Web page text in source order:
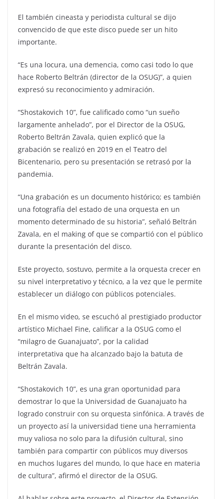
El también cineasta y periodista cultural se dijo
convencido de que este disco puede ser un hito
importante.
“Es una locura, una demencia, como casi todo lo que
hace Roberto Beltrán (director de la OSUG)”, a quien
expresó su reconocimiento y admiración.
“Shostakovich 10”, fue calificado como “un sueño
largamente anhelado”, por el Director de la OSUG,
Roberto Beltrán Zavala, quien explicó que la
grabación se realizó en 2019 en el Teatro del
Bicentenario, pero su presentación se retrasó por la
pandemia.
“Una grabación es un documento histórico; es también
una fotografía del estado de una orquesta en un
momento determinado de su historia”, señaló Beltrán
Zavala, en el making of que se compartió con el público
durante la presentación del disco.
Este proyecto, sostuvo, permite a la orquesta crecer en
su nivel interpretativo y técnico, a la vez que le permite
establecer un diálogo con públicos potenciales.
En el mismo video, se escuchó al prestigiado productor
artístico Michael Fine, calificar a la OSUG como el
“milagro de Guanajuato”, por la calidad
interpretativa que ha alcanzado bajo la batuta de
Beltrán Zavala.
“Shostakovich 10”, es una gran oportunidad para
demostrar lo que la Universidad de Guanajuato ha
logrado construir con su orquesta sinfónica. A través de
un proyecto así la universidad tiene una herramienta
muy valiosa no solo para la difusión cultural, sino
también para compartir con públicos muy diversos
en muchos lugares del mundo, lo que hace en materia
de cultura”, afirmó el director de la OSUG.